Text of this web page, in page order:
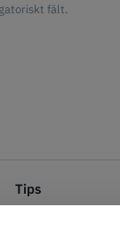
fält.
Tips